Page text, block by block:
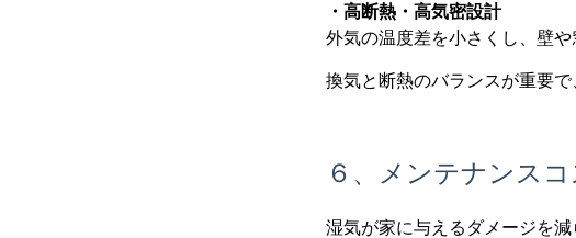
・高断熱・高気密設計
外気の温度差を小さくし、壁
換気と断熱のバランスが重要
６、メンテナンス
湿気が家に与えるダメージを